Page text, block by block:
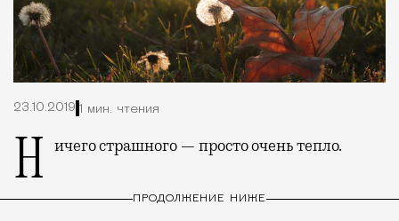
23.10.2019 1 мин. чтения
Ничего страшного — просто очень тепло.
ПРОДОЛЖЕНИЕ НИЖЕ